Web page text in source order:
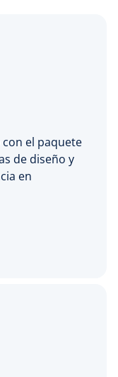
el paquete
de diseño y
en